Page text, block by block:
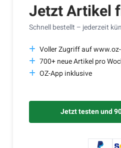
Jetzt Artikel
Schnell bestellt – jederzeit
Voller Zugriff auf
700+ neue Artikel pro
OZ-App inklusive
Jetzt testen und